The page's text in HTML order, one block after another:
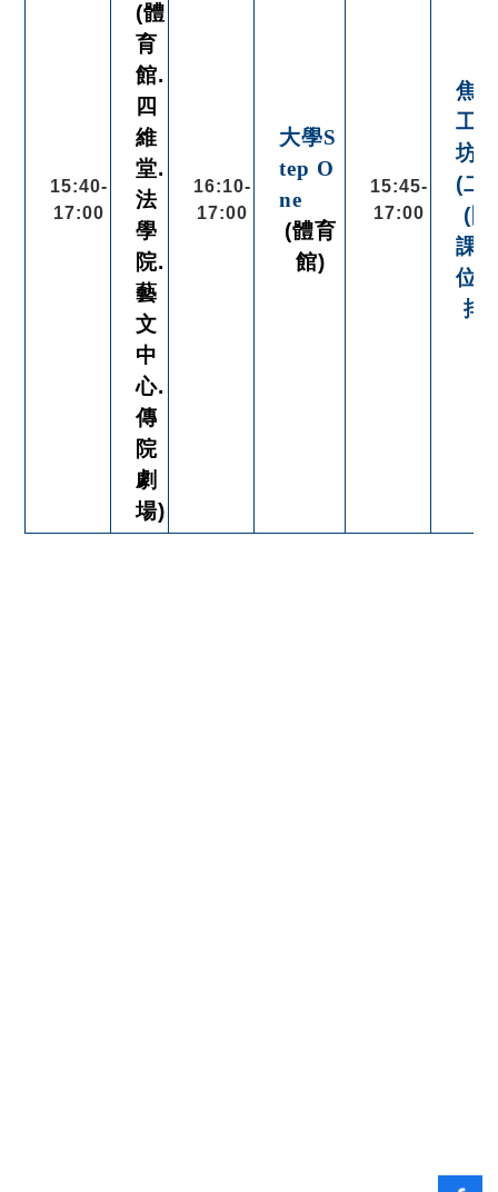
15:40-
17:00
(體
育
館.
四
維
堂.
法
學
院.
藝
文
中
心.
傳
院
劇
場)
16:10-
17:00
大學S
tep O
ne
(體育
館)
15:45-
17:00
焦
工
坊
(二)
(開
課
位
排)